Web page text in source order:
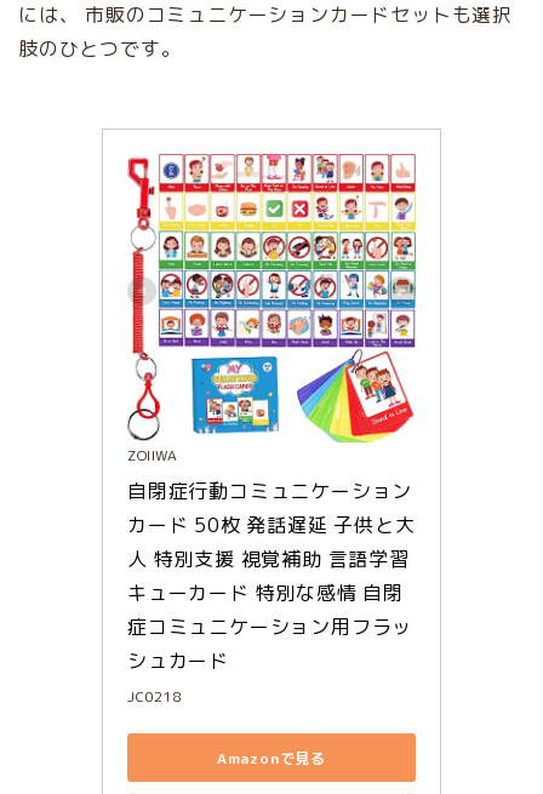
には、 市販のコミュニケーションカードセットも選択
肢のひとつです。
ZOIIWA
自閉症行動コミュニケーション
カード 50枚 発話遅延 子供と大
人 特別支援 視覚補助 言語学習
キューカード 特別な感情 自閉
症コミュニケーション用フラッ
シュカード
JC0218
Amazonで見る